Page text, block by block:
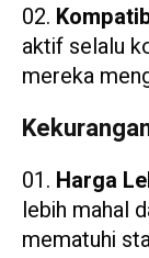
aktif selalu
mereka
Harga
lebih mahal
mematuhi